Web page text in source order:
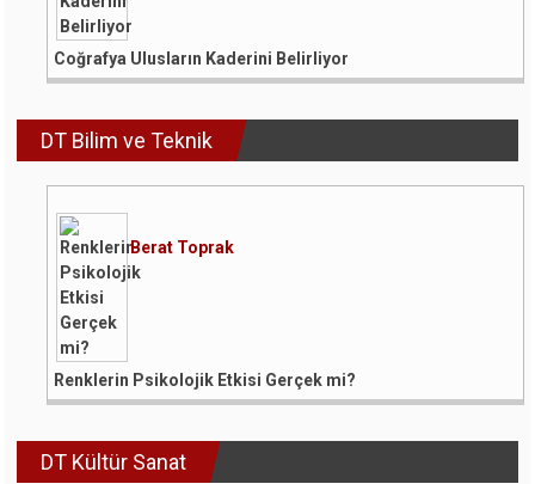
Coğrafya Ulusların Kaderini Belirliyor
DT Bilim ve Teknik
Berat Toprak
Renklerin Psikolojik Etkisi Gerçek mi?
DT Kültür Sanat